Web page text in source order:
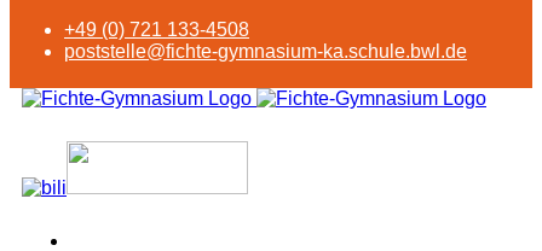
+49 (0) 721 133-4508
poststelle@fichte-gymnasium-ka.schule.bwl.de